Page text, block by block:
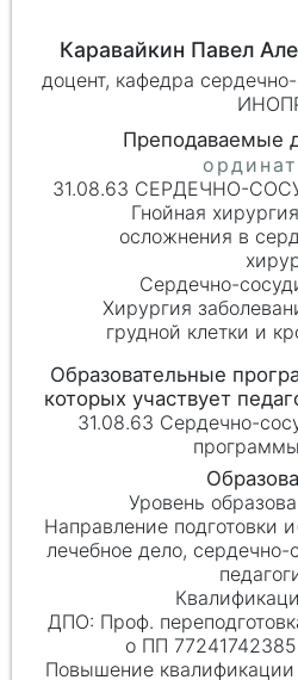
Каравайкин Павел
доцент, кафедра
31.08.63 СЕРДЕЧНО-
Гнойная
осложнения в
Сердечно-
Хирургия
грудной клетки и
31.08.63 Сердечно-
лечебное дело, сердечно-
Проф.
о ПП